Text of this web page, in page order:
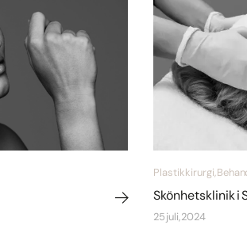
Plastikkirurgi,
Skönhetsklinik i
25 juli, 2024